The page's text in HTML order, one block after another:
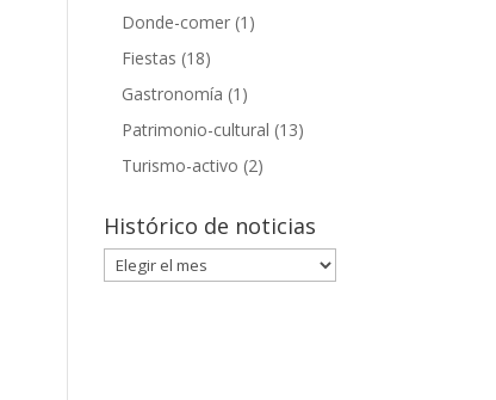
Donde-comer (1)
Fiestas (18)
Gastronomía (1)
Patrimonio-cultural (13)
Turismo-activo (2)
Histórico de noticias
Histórico
de